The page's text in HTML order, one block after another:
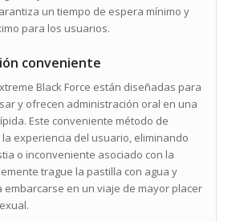
un tiempo de espera mínimo y
para los usuarios.
conveniente
Black Force están diseñadas para
y ofrecen administración oral en una
Este conveniente método de
experiencia del usuario, eliminando
o inconveniente asociado con la
trague la pastilla con agua y
en un viaje de mayor placer